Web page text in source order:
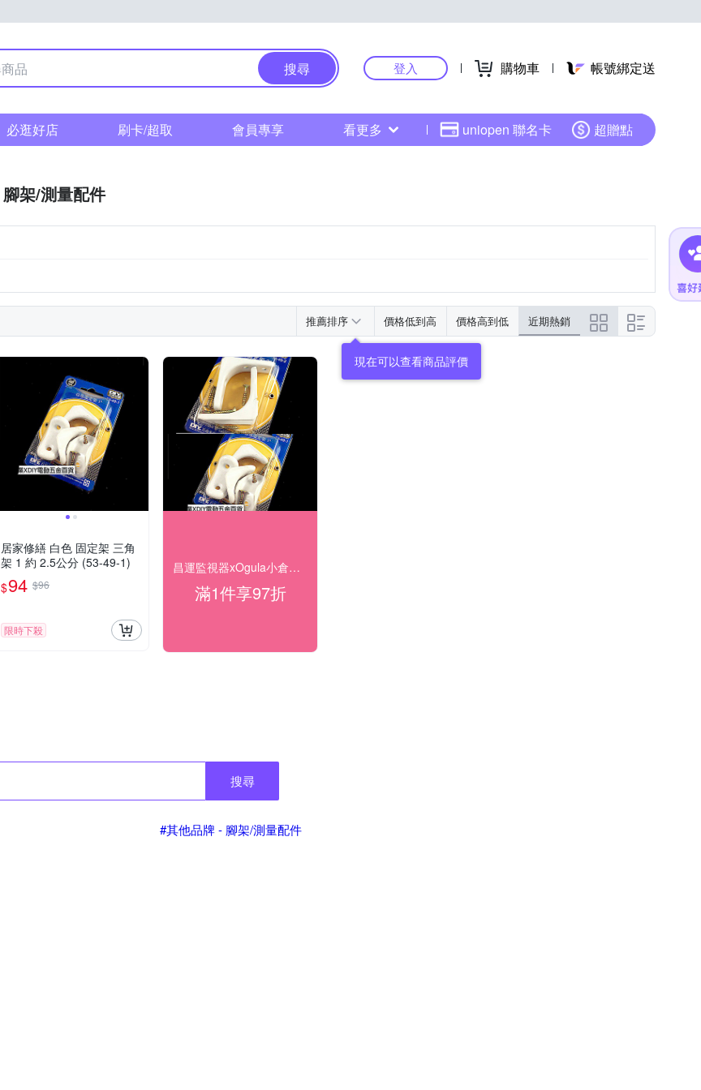
搜尋 登入 購物車 帳號綁定送
必逛好店 刷卡/超取 會員專享 看更多 uniopen 聯名卡 超贈點
腳架/測量配件
推薦排序 價格低到高 價格高到低 近期熱銷
現在可以查看商品評價
居家修繕 白色 固定架 三角
架 1 約 2.5公分 (53-49-1)
$94 $96
限時下殺
昌運監視器xOgula小倉工具 結帳享97折
滿1件享97折
搜尋
#其他品牌 - 腳架/測量配件